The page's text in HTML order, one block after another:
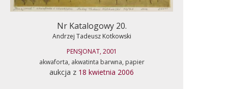
Nr Katalogowy 20.
Andrzej Tadeusz Kotkowski
PENSJONAT, 2001
akwaforta, akwatinta barwna, papier
aukcja z 18 kwietnia 2006